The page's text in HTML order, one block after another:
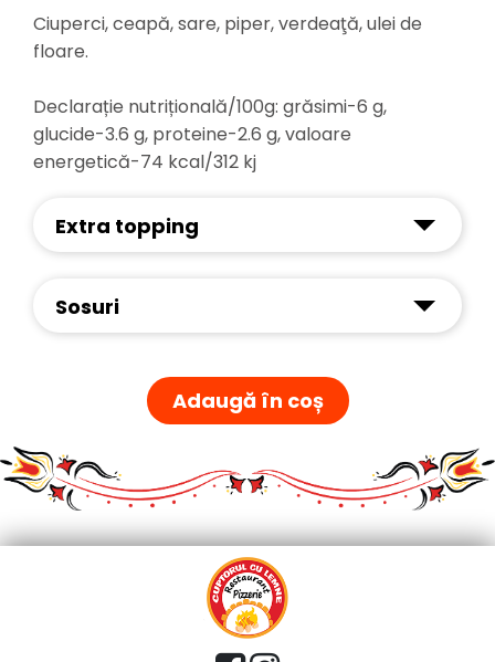
Ciuperci, ceapă, sare, piper, verdeaţă, ulei de
floare.
Declarație nutrițională/100g: grăsimi-6 g,
glucide-3.6 g, proteine-2.6 g, valoare
energetică-74 kcal/312 kj
Extra topping
Sosuri
Adaugă în coș